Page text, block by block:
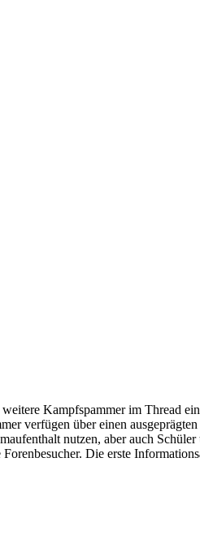
Kampfspammer im Thread
verfügen über einen
nutzen, aber auch Schüler
Die erste